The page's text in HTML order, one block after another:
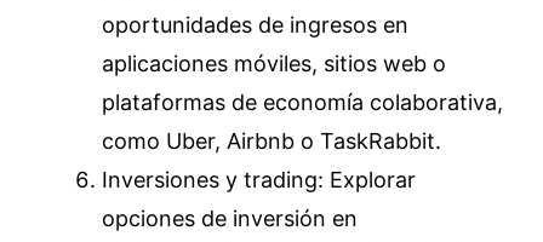
oportunidades de ingresos en
aplicaciones móviles, sitios web o
plataformas de economía colaborativa,
como Uber, Airbnb o TaskRabbit.
Inversiones y trading: Explorar
opciones de inversión en